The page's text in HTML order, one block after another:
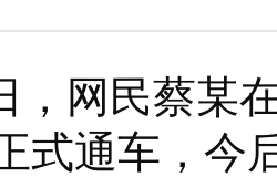
民蔡某在
式通车，今